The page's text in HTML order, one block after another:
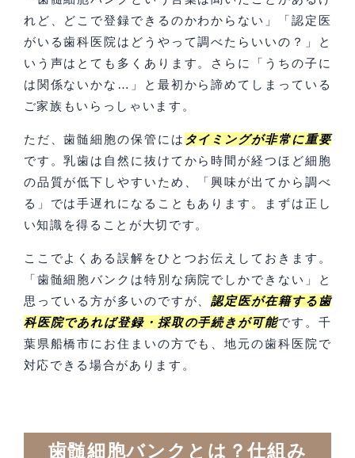
れど、どこで登録できるのかわからない」「認定医
がいる歯科医院はどうやって調べたらいいの？」と
いう声はとても多くあります。さらに「うちの子に
は関係ないかな…」と最初から諦めてしまっている
ご家族もいらっしゃいます。
ただ、歯髄細胞の保管には タイミングが非常に重要
です。乳歯は自然に抜けてから時間が経つほど細胞
の品質が低下しやすいため、「興味が出てから調べ
る」では手遅れになることもあります。まずは正し
い知識を得ることが大切です。
ここでよくある誤解をひとつお伝えしておきます。
「歯髄細胞バンクは特別な病院でしかできない」と
思っている方が多いのですが、認定医が在籍する歯
科医院であれば登録・採取の手続きが可能です。千
葉県船橋市にお住まいの方でも、地元の歯科医院で
対応できる場合があります。
歯髄細胞バンクとは？仕組み